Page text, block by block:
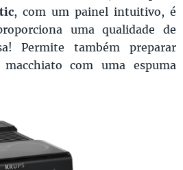
, com um painel intuitivo, é
uma qualidade de
Permite também preparar
com uma espuma